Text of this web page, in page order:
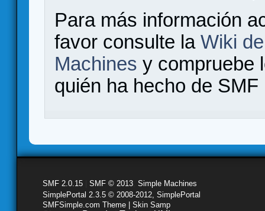
Para más información
favor consulte la Wiki
Machines y compruebe
quién ha hecho de
SMF 2.0.15 SMF © 2013 Simple Machines
SimplePortal 2.3.5 © 2008-2012, SimplePortal
SMFSimple.com Theme | Skin Samp